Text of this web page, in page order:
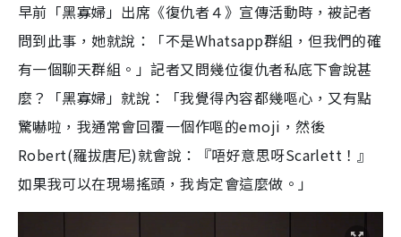
早前「黑寡婦」出席《復仇者４》宣傳活動時，被記者
問到此事，她就說：「不是Whatsapp群組，但我們的確
有一個聊天群組。」記者又問幾位復仇者私底下會說甚
麼？「黑寡婦」就說：「我覺得內容都幾嘔心，又有點
驚嚇啦，我通常會回覆一個作嘔的emoji，然後
Robert(羅拔唐尼)就會說：『唔好意思呀Scarlett！』
如果我可以在現場搖頭，我肯定會這麼做。」